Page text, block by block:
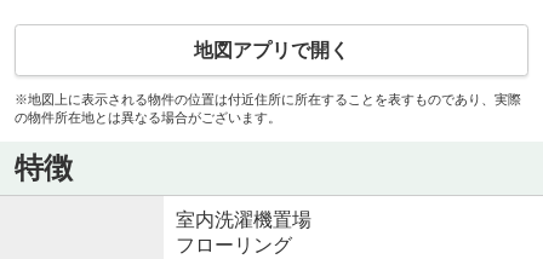
地図アプリで開く
※地図上に表示される物件の位置は付近住所に所在することを表すものであり、実際
の物件所在地とは異なる場合がございます。
特徴
室内洗濯機置場
フローリング